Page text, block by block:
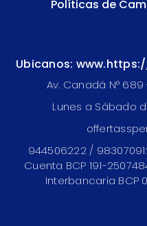
Políticas de
Ubicanos:
Av. Canadá N°
Lunes a Sábado
944506222 /
Cuenta BCP 191-
Interbancaria BCP